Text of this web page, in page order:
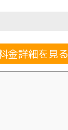
金詳細を見る